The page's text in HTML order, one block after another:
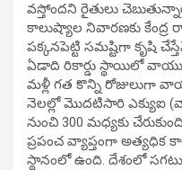
వస్తోందని రైతులు
కాలుష్యాల నివారణకు కేంద్ర
పక్కనపెట్టి సమష్టిగా కృషి
ఏడాది రికార్డు స్థాయిలో
మళ్లీ గత కొన్ని రోజులుగా
నెలల్లో మొదటిసారి ఎక్యుఐ
నుంచి 300 మధ్యకు
ప్రపంచ వ్యాప్తంగా అత్యధిక
స్థానంలో ఉంది. దేశంలో